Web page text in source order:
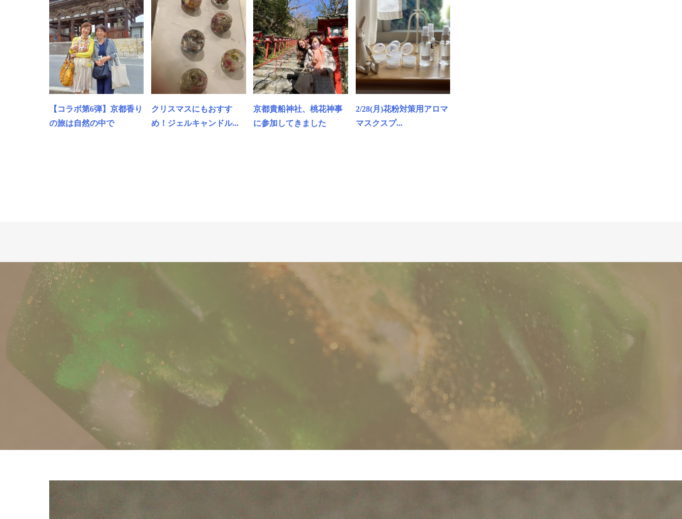
【コラボ第6弾】京都香り
の旅は自然の中で
クリスマスにもおすす
め！ジェルキャンドル...
京都貴船神社、桃花神事
に参加してきました
2/28(月)花粉対策用アロマ
マスクスプ...